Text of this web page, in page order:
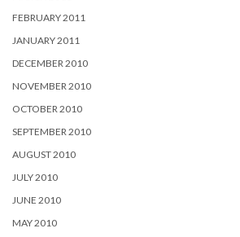
FEBRUARY 2011
JANUARY 2011
DECEMBER 2010
NOVEMBER 2010
OCTOBER 2010
SEPTEMBER 2010
AUGUST 2010
JULY 2010
JUNE 2010
MAY 2010